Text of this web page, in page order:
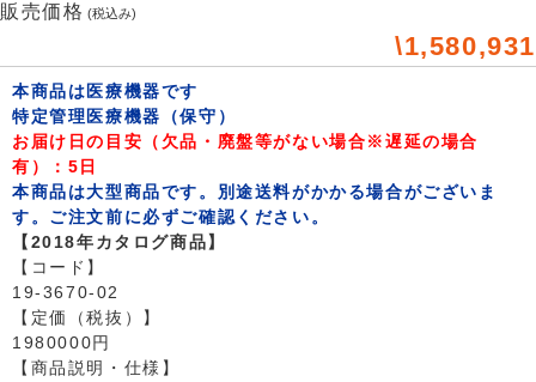
販売価格 (税込み)
\1,580,931
本商品は医療機器です
特定管理医療機器（保守）
お届け日の目安（欠品・廃盤等がない場合※遅延の場合
有）：5日
本商品は大型商品です。別途送料がかかる場合がございま
す。ご注文前に必ずご確認ください。
【2018年カタログ商品】
【コード】
19-3670-02
【定価（税抜）】
1980000円
【商品説明・仕様】